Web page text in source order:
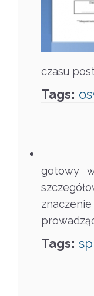
czasu
Tags:
gotowy
Tags: